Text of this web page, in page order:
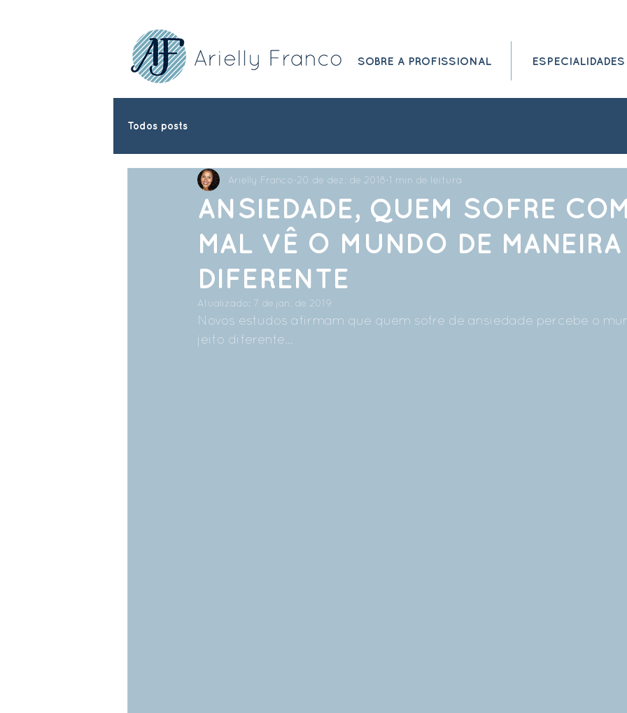
SOBRE A PROFISSIONAL ESPECIALIDADES
Todos posts
ANSIEDADE, QUEM SOFRE
MAL VÊ O MUNDO DE MANEIRA
DIFERENTE
Arielly Franco 20 de dez. de 2018 1 min de leitura
Atualizado: 7 de jan. de 2019
Novos estudos afirmam que quem sofre de ansiedade percebe o
jeito diferente...